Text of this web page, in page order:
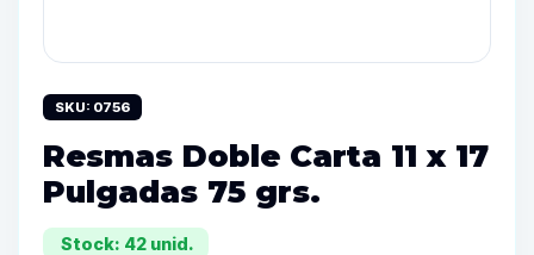
SKU: 0756
Resmas Doble Carta 11 x 17
Pulgadas 75 grs.
Stock: 42 unid.